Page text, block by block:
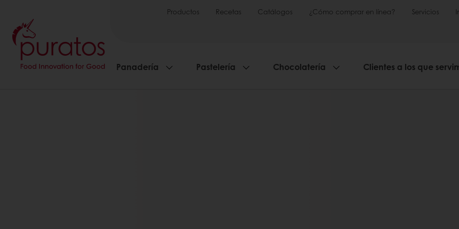
Productos Recetas Catálogos ¿Cómo comprar en línea? Servicios
Panadería Pastelería Chocolatería Clientes a los que